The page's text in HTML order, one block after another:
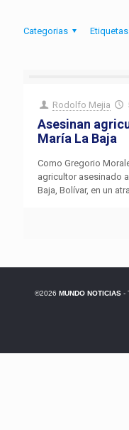
Categorias Etiquetas
Rodolfo Mejia
Asesinan
María La Baja
Como Gregorio
agricultor asesinado
Baja, Bolívar, en un
©2026 MUNDO NOTICIAS-